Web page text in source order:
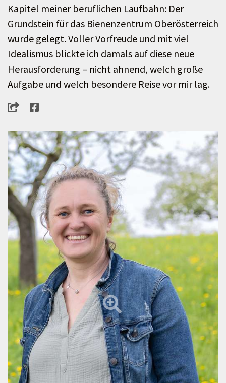
Kapitel meiner beruflichen Laufbahn: Der
Grundstein für das Bienenzentrum Oberösterreich
wurde gelegt. Voller Vorfreude und mit viel
Idealismus blickte ich damals auf diese neue
Herausforderung – nicht ahnend, welch große
Aufgabe und welch besondere Reise vor mir lag.